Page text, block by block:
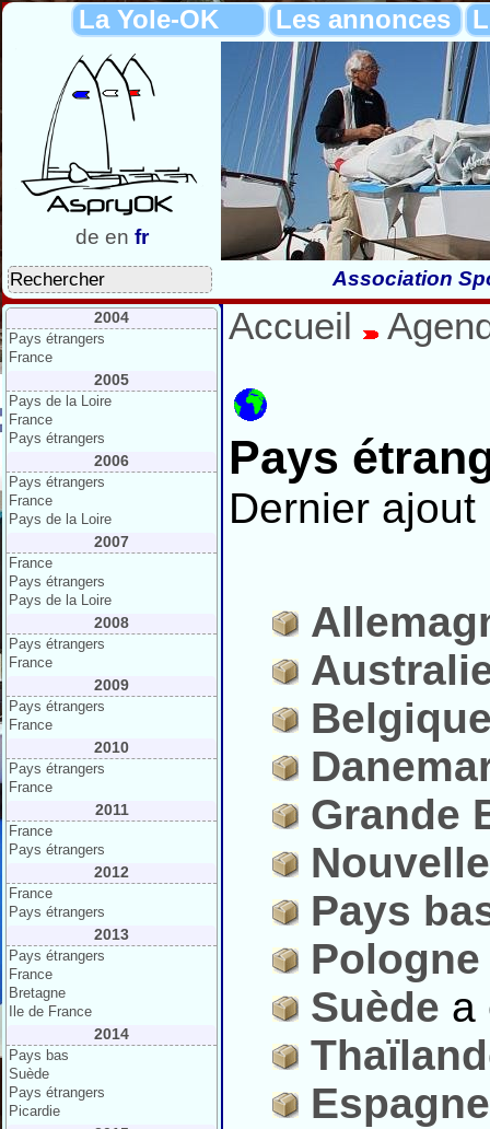
La Yole-OK Les annonces
de en fr
Association
2004
Pays étrangers
France
2005
Pays de la Loire
France
Pays étrangers
2006
Pays étrangers
France
Pays de la Loire
2007
France
Pays étrangers
Pays de la Loire
2008
Pays étrangers
France
2009
Pays étrangers
France
2010
Pays étrangers
France
2011
France
Pays étrangers
2012
France
Pays étrangers
2013
Pays étrangers
France
Bretagne
Ile de France
2014
Pays bas
Suède
Pays étrangers
Picardie
Accueil
Pays
Dernier
Grande
Pays
Pologne
Suède a
Espagne